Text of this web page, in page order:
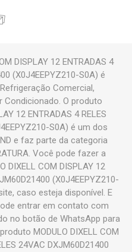
DISPLAY 12 ENTRADAS 4
(X0J4EEPYZ210-S0A) é
Comercial,
Condicionado. O produto
12 ENTRADAS 4 RELES
S0A) é um dos
e faz parte da categoria
Você pode fazer a
DIXELL COM DISPLAY 12
(X0J4EEPYZ210-
caso esteja disponível. E
entrar em contato com
no botão de WhatsApp para
MODULO DIXELL COM
24VAC DXJM60D21400